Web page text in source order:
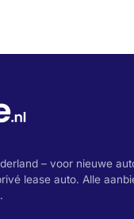
– voor nieuwe
lease auto. Alle